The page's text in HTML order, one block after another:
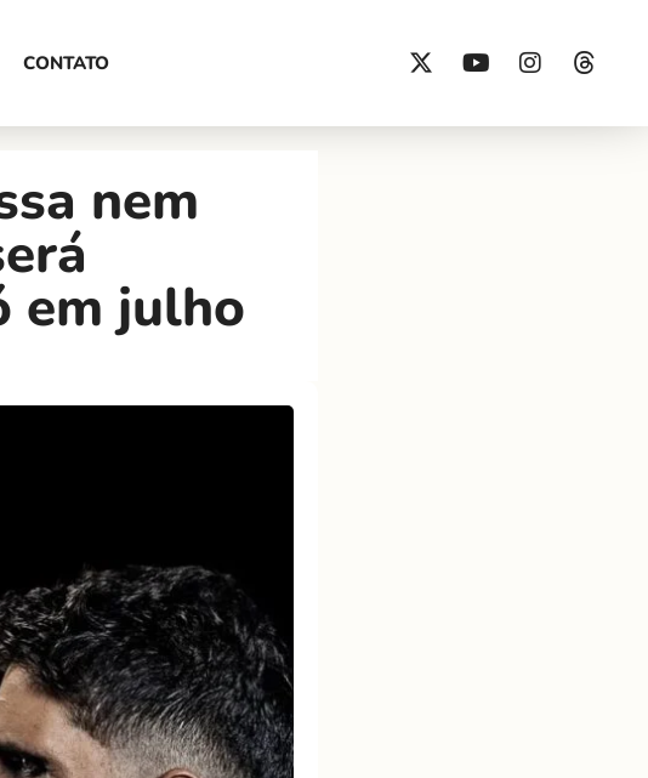
CONTATO
nem
em julho